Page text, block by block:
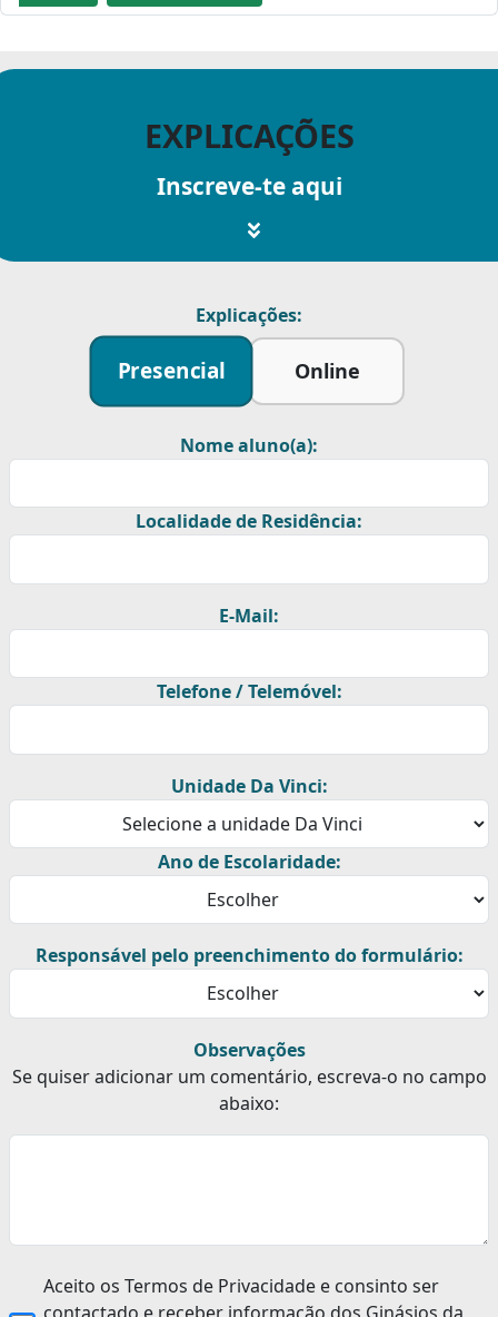
EXPLICAÇÕES
Inscreve-te aqui
Explicações:
Presencial Online
Nome aluno(a):
Localidade de Residência:
E-Mail:
Telefone / Telemóvel:
Unidade Da Vinci:
Ano de Escolaridade:
Responsável pelo preenchimento do formulário:
Observações
Se quiser adicionar um comentário, escreva-o no campo
abaixo:
Aceito os Termos de Privacidade e consinto ser